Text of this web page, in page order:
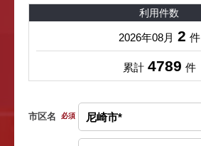
利用件数
2026年08月 2 件
累計 4789 件
市区名 必須